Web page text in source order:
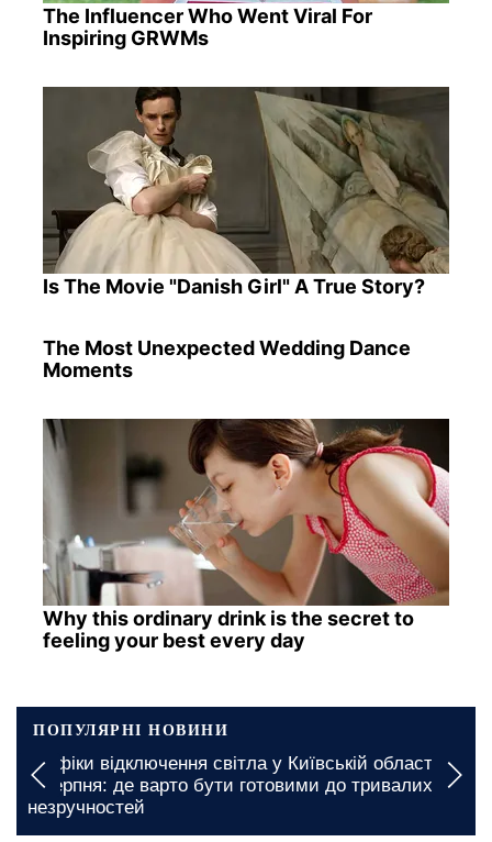
The Influencer Who Went Viral For
Inspiring GRWMs
Is The Movie "Danish Girl" A True Story?
The Most Unexpected Wedding Dance
Moments
Why this ordinary drink is the secret to
feeling your best every day
ПОПУЛЯРНІ НОВИНИ
Графіки відключення світла у Київській області на
7 серпня: де варто бути готовими до тривалих
незручностей